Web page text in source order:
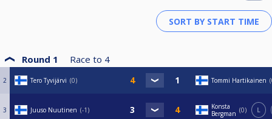
Round 1 Race to 4
2 Tero Tyvijärvi 0 Tommi Hartikainen
3 Juuso Nuutinen -1
Konsta
Bergman
0 L